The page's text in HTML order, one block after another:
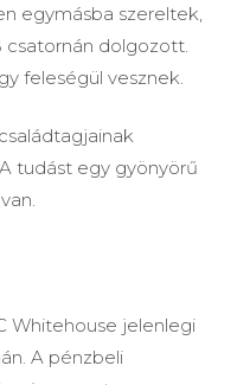
egymásba szereltek,
dolgozott.
feleségül vesznek.
tudást egy gyönyörű
Whitehouse jelenlegi
A pénzbeli